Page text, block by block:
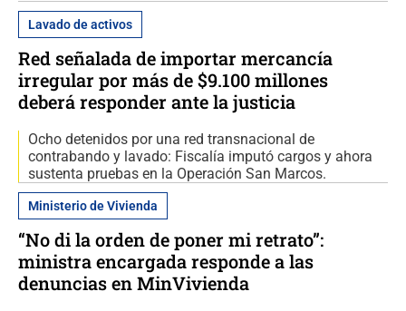
Lavado de activos
Red señalada de importar mercancía
irregular por más de $9.100 millones
deberá responder ante la justicia
Ocho detenidos por una red transnacional de
contrabando y lavado: Fiscalía imputó cargos y ahora
sustenta pruebas en la Operación San Marcos.
Ministerio de Vivienda
“No di la orden de poner mi retrato”:
ministra encargada responde a las
denuncias en MinVivienda